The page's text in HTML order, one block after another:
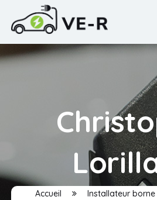
Accueil
Installateur